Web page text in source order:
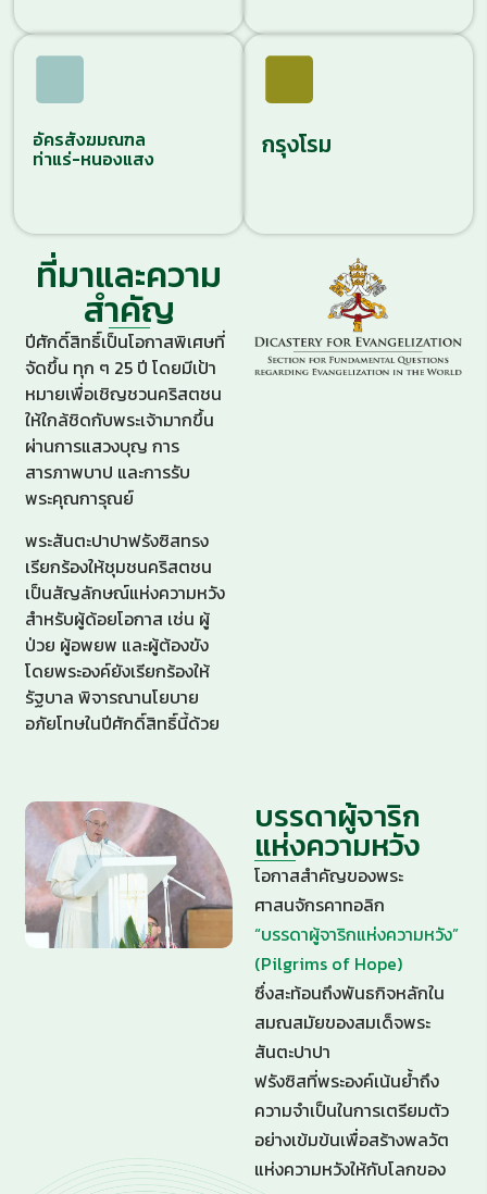
อัครสังฆมณฑล
ท่าแร่-หนองแสง กรุงโรม
ที่มาและความ
สำคัญ
ปีศักดิ์สิทธิ์เป็นโอกาสพิเศษที่
จัดขึ้น ทุก ๆ 25 ปี โดยมีเป้า
หมายเพื่อเชิญชวนคริสตชน
ให้ใกล้ชิดกับพระเจ้ามากขึ้น
ผ่านการแสวงบุญ การ
สารภาพบาป และการรับ
พระคุณการุณย์
พระสันตะปาปาฟรังซิสทรง
เรียกร้องให้ชุมชนคริสตชน
เป็นสัญลักษณ์แห่งความหวัง
สำหรับผู้ด้อยโอกาส เช่น ผู้
ป่วย ผู้อพยพ และผู้ต้องขัง
โดยพระองค์ยังเรียกร้องให้
รัฐบาล พิจารณานโยบาย
อภัยโทษในปีศักดิ์สิทธิ์นี้ด้วย
บรรดาผู้จาริก
แห่งความหวัง
โอกาสสำคัญของพระ
ศาสนจักรคาทอลิก
“บรรดาผู้จาริกแห่งความหวัง”
(Pilgrims of Hope)
ซึ่งสะท้อนถึงพันธกิจหลักใน
สมณสมัยของสมเด็จพระ
สันตะปาปา
ฟรังซิสที่พระองค์เน้นย้ำถึง
ความจำเป็นในการเตรียมตัว
อย่างเข้มข้นเพื่อสร้างพลวัต
แห่งความหวังให้กับโลกของ